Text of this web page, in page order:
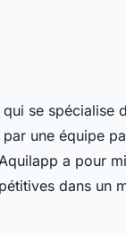
se spécialise
par une équipe
a pour
dans un